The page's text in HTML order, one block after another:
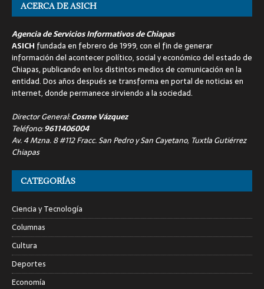
ACERCA DE ASICH
Agencia de Servicios Informativos de Chiapas
ASICH fundada en febrero de 1999, con el fin de generar
información del acontecer político, social y económico del estado de
Chiapas, publicando en los distintos medios de comunicación en la
entidad. Dos años después se transforma en portal de noticias en
internet, donde permanece sirviendo a la sociedad.
Director General:Cosme Vázquez
Teléfono:9611406004
Av. 4 Mzna. 8 #112 Fracc. San Pedro y San Cayetano, Tuxtla Gutiérrez
Chiapas
CATEGORÍAS
Ciencia y Tecnología
Columnas
Cultura
Deportes
Economía